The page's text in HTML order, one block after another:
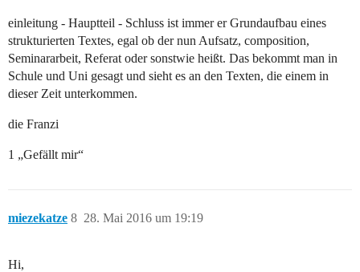
einleitung - Hauptteil - Schluss ist immer er Grundaufbau eines
strukturierten Textes, egal ob der nun Aufsatz, composition,
Seminararbeit, Referat oder sonstwie heißt. Das bekommt man in
Schule und Uni gesagt und sieht es an den Texten, die einem in
dieser Zeit unterkommen.
die Franzi
1 „Gefällt mir“
miezekatze 28. Mai 2016 um 19:19
8
Hi,